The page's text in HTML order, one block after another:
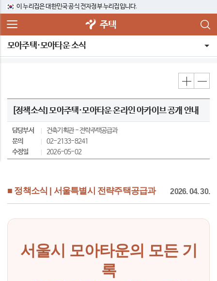
이 누리집은 대한민국 공식 전자정부 누리집입니다.
주택
모아주택·모아타운 소식
[정책소식] 모아주택·모아타운 온라인 아카이브 공개 안내
담당부서 건축기획관
전략주택공급과
문의
02-2133-8241
수정일
2026-05-02
■ 정책소식 | 서울특별시 전략주택공급과 2026. 04. 30.
서울시 모아타운의 모든 기
록